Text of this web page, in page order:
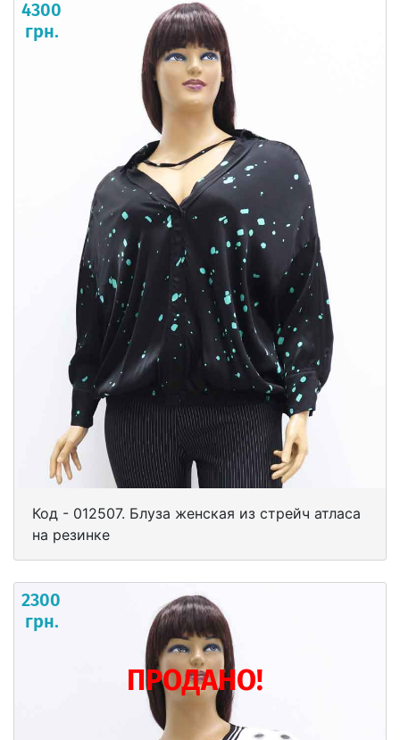
4300
грн.
Код - 012507. Блуза женская из стрейч атласа
на резинке
2300
грн.
ПРОДАНО!